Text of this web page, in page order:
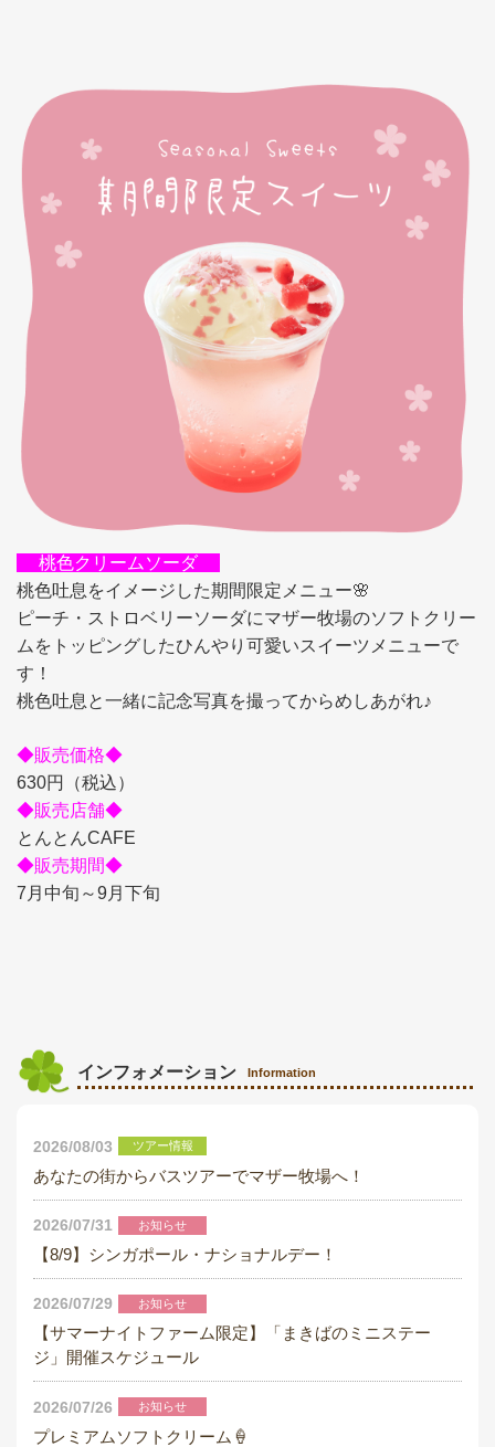
桃色クリームソーダ
桃色吐息をイメージした期間限定メニュー🌸
ピーチ・ストロベリーソーダにマザー牧場のソフトクリー
ムをトッピングしたひんやり可愛いスイーツメニューで
す！
桃色吐息と一緒に記念写真を撮ってからめしあがれ♪
◆販売価格◆
630円（税込）
◆販売店舗◆
とんとんCAFE
◆販売期間◆
7月中旬～9月下旬
インフォメーション Information
2026/08/03 ツアー情報
あなたの街からバスツアーでマザー牧場へ！
2026/07/31 お知らせ
【8/9】シンガポール・ナショナルデー！
2026/07/29 お知らせ
【サマーナイトファーム限定】「まきばのミニステー
ジ」開催スケジュール
2026/07/26 お知らせ
プレミアムソフトクリーム🍦